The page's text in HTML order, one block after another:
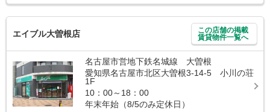
エイブル大曽根店
この店舗の掲載
賃貸物件一覧へ
名古屋市営地下鉄名城線 大曽根
愛知県名古屋市北区大曽根3-14-5 小川の荘
1F
10：00～18：00
年末年始（8/5のみ定休日）